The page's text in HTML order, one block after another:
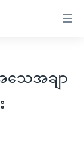
ေအချာ